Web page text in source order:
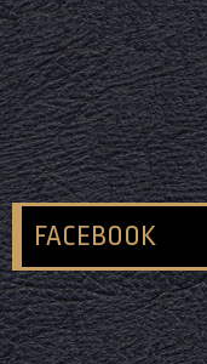
FACEBOOK